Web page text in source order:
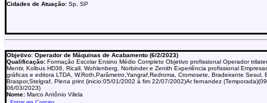
Cidades de Atuação: Sp, SP
Objetivo: Operador de Máquinas de Acabamento (6/2/2023)
Qualificação: Formação Escolar Ensino Médio Completo Objetivo profissional Operador
Mentir, Kolbus HD36, Ricall, Wohlenberg, Norbinder e Zenith Experiência profissional
gráficas e editora LTDA, W.Roth,Parâmetro,Yangraf,Redroma, Cromosete, Bradeirante Sesul,
Braspor,Stelgraf, Plena print (inicio:05/01/2002 á fim 22/07/2002)Ar fernandez
06/03/2023)
Nome: Marco Antônio Vilela